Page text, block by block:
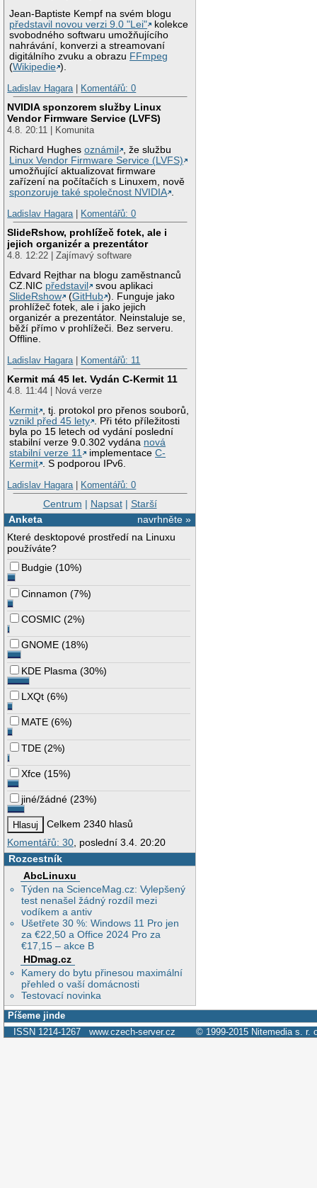
Jean-Baptiste Kempf na svém blogu
představil novou verzi 9.0 "Lei"
kolekce
svobodného softwaru umožňujícího
nahrávání, konverzi a streamovaní
digitálního zvuku a obrazu FFmpeg
(Wikipedie ).
Ladislav Hagara| Komentářů: 0
NVIDIA sponzorem služby Linux
Vendor Firmware Service (LVFS)
4.8. 20:11 | Komunita
Richard Hughesoznámil
, že službu
Linux Vendor Firmware Service (LVFS)
umožňující aktualizovat firmware
zařízení na počítačích s Linuxem, nově
sponzoruje také společnost NVIDIA .
Ladislav Hagara| Komentářů: 0
SlideRshow, prohlížeč fotek, ale i
jejich organizér a prezentátor
4.8. 12:22 | Zajímavý software
Edvard Rejthar na blogu zaměstnanců
CZ.NIC představil
svou aplikaci
SlideRshow
(GitHub ). Funguje jako
prohlížeč fotek, ale i jako jejich
organizér a prezentátor. Neinstaluje se,
běží přímo v prohlížeči. Bez serveru.
Offline.
Ladislav Hagara| Komentářů: 11
Kermit má 45 let. Vydán C-Kermit 11
4.8. 11:44 | Nová verze
Kermit , tj. protokol pro přenos souborů,
vznikl před 45 lety . Při této příležitosti
byla po 15 letech od vydání poslední
stabilní verze 9.0.302 vydána nová
stabilní verze 11
implementaceC-
Kermit . S podporou IPv6.
Ladislav Hagara| Komentářů: 0
Centrum | Napsat| Starší
navrhněte »
Anketa
Které desktopové prostředí na Linuxu
používáte?
Budgie (10%)
Cinnamon (7%)
COSMIC (2%)
GNOME (18%)
KDE Plasma (30%)
LXQt (6%)
MATE (6%)
TDE (2%)
Xfce (15%)
jiné/žádné (23%)
Celkem 2340 hlasů
Komentářů: 30 , poslední 3.4. 20:20
Rozcestník
AbcLinuxu
Týden na ScienceMag.cz: Vylepšený
test nenašel žádný rozdíl mezi
vodíkem a antiv
Ušetřete 30 %: Windows 11 Pro jen
za €22,50 a Office 2024 Pro za
€17,15 – akce B
HDmag.cz
Kamery do bytu přinesou maximální
přehled o vaší domácnosti
Testovací novinka
Píšeme jinde
ISSN 1214-1267 www.czech-server.cz © 1999-2015 Nitemedia s. r.